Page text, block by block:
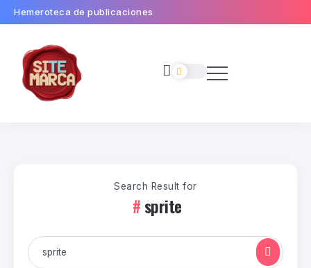
Hemeroteca de publicaciones
Search Result for
sprite